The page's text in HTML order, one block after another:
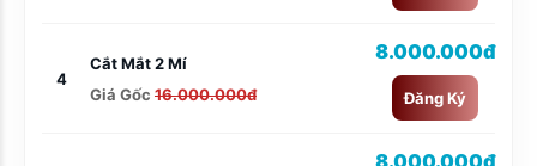
4
Cắt Mắt 2 Mí
Giá Gốc 16.000.000đ
8.000.000đ
Đăng Ký